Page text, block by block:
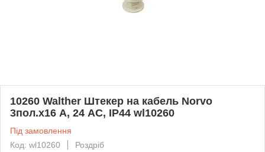
10260 Walther Штекер на кабель Norvo
3пол.х16 А, 24 AC, IP44 wl10260
Під замовлення
Код: wl10260
Роздріб